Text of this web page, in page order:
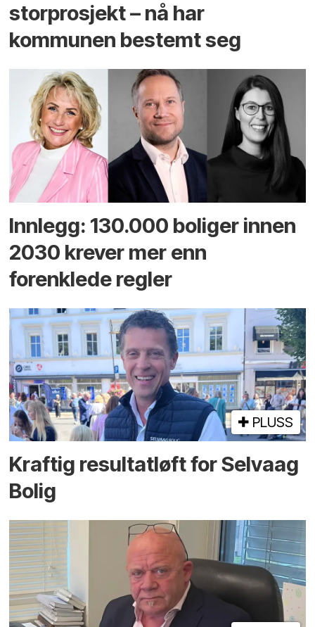
storprosjekt – nå har
kommunen bestemt seg
Innlegg: 130.000 boliger innen
2030 krever mer enn
forenklede regler
PLUSS
Kraftig resultatløft for Selvaag
Bolig